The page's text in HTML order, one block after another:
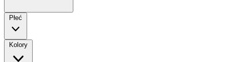
Płeć
Kolory